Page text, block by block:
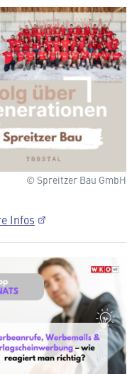
© Spreitzer Bau GmbH
Infos